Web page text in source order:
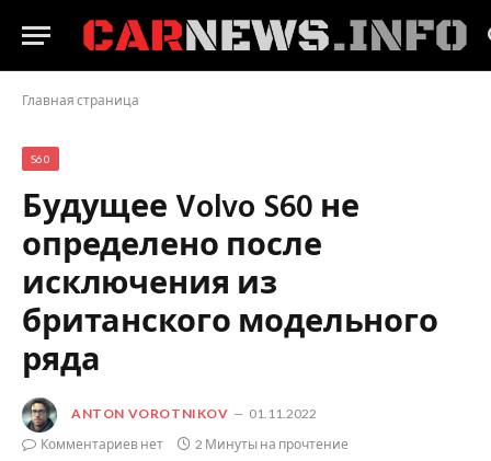
Главная страница
S60
Будущее Volvo S60 не
определено после
исключения из
британского модельного
ряда
ANTON VOROTNIKOV
01.11.2022
Комментариев нет
2 Минуты на прочтение